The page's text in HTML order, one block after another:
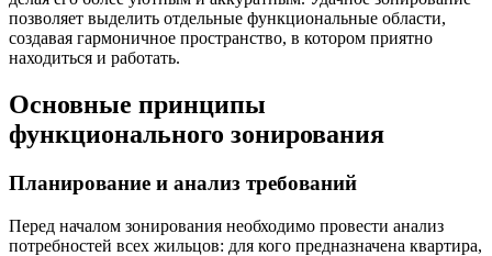
позволяет выделить отдельные функциональные области,
создавая гармоничное пространство, в котором приятно
находиться и работать.
Основные принципы
функционального зонирования
Планирование и анализ требований
Перед началом зонирования необходимо провести анализ
потребностей всех жильцов: для кого предназначена квартира,